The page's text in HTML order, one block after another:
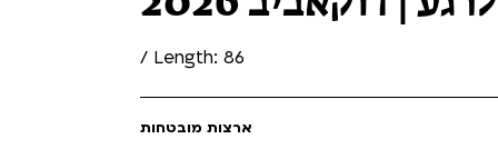
/ Length: 86
ארצות מובטחות